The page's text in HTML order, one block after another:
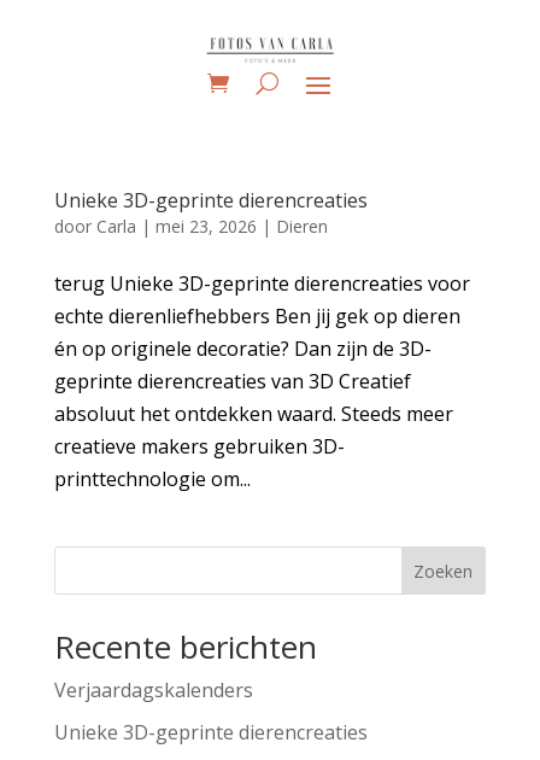
Unieke 3D-geprinte dierencreaties
door Carla | mei 23, 2026 | Dieren
terug Unieke 3D-geprinte dierencreaties voor
echte dierenliefhebbers Ben jij gek op dieren
én op originele decoratie? Dan zijn de 3D-
geprinte dierencreaties van 3D Creatief
absoluut het ontdekken waard. Steeds meer
creatieve makers gebruiken 3D-
printtechnologie om...
Zoeken
Recente berichten
Verjaardagskalenders
Unieke 3D-geprinte dierencreaties